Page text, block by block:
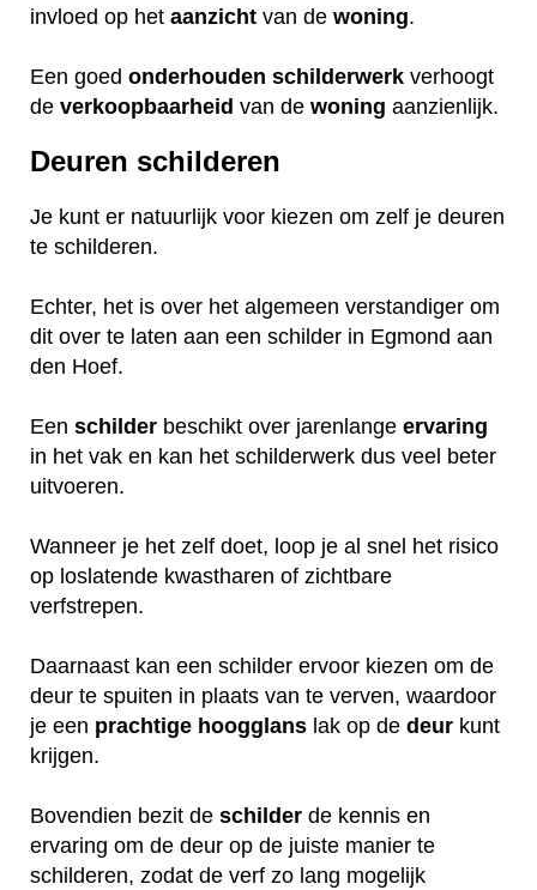
invloed op het aanzicht van de woning.
Een goed onderhouden schilderwerk verhoogt
de verkoopbaarheid van de woning aanzienlijk.
Deuren schilderen
Je kunt er natuurlijk voor kiezen om zelf je deuren
te schilderen.
Echter, het is over het algemeen verstandiger om
dit over te laten aan een schilder in Egmond aan
den Hoef.
Een schilder beschikt over jarenlange ervaring
in het vak en kan het schilderwerk dus veel beter
uitvoeren.
Wanneer je het zelf doet, loop je al snel het risico
op loslatende kwastharen of zichtbare
verfstrepen.
Daarnaast kan een schilder ervoor kiezen om de
deur te spuiten in plaats van te verven, waardoor
je een prachtige hoogglans lak op de deur kunt
krijgen.
Bovendien bezit de schilder de kennis en
ervaring om de deur op de juiste manier te
schilderen, zodat de verf zo lang mogelijk